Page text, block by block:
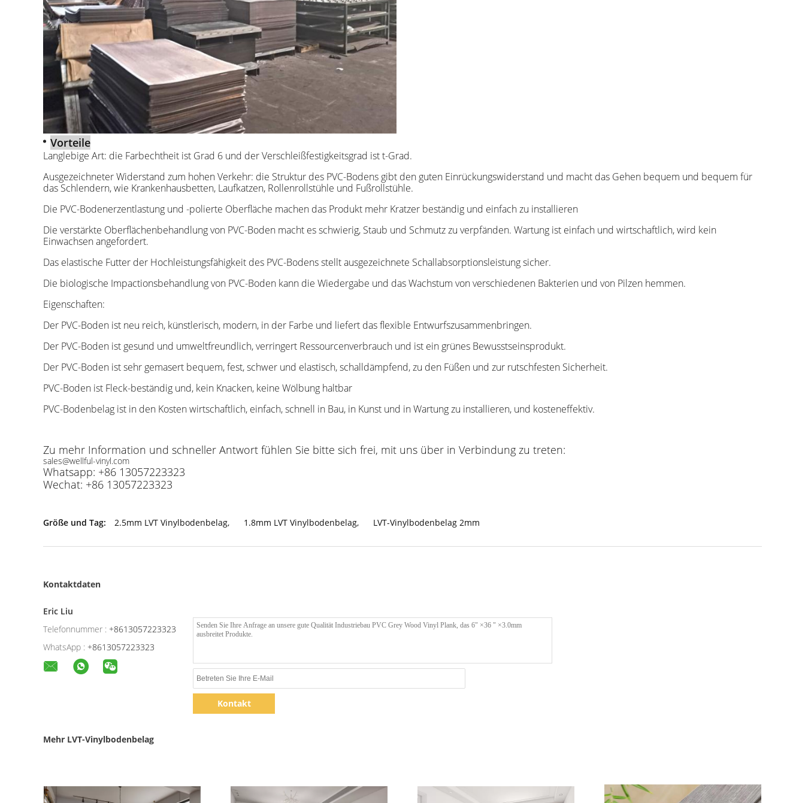
Vorteile
Langlebige Art: die Farbechtheit ist Grad 6 und der Verschleißfestigkeitsgrad ist t-Grad.
Ausgezeichneter Widerstand zum hohen Verkehr: die Struktur des PVC-Bodens gibt den guten Einrückungswiderstand und macht das Gehen bequem und bequem für
das Schlendern, wie Krankenhausbetten, Laufkatzen, Rollenrollstühle und Fußrollstühle.
Die PVC-Bodenerzentlastung und -polierte Oberfläche machen das Produkt mehr Kratzer beständig und einfach zu installieren
Die verstärkte Oberflächenbehandlung von PVC-Boden macht es schwierig, Staub und Schmutz zu verpfänden. Wartung ist einfach und wirtschaftlich, wird kein
Einwachsen angefordert.
Das elastische Futter der Hochleistungsfähigkeit des PVC-Bodens stellt ausgezeichnete Schallabsorptionsleistung sicher.
Die biologische Impactionsbehandlung von PVC-Boden kann die Wiedergabe und das Wachstum von verschiedenen Bakterien und von Pilzen hemmen.
Eigenschaften:
Der PVC-Boden ist neu reich, künstlerisch, modern, in der Farbe und liefert das flexible Entwurfszusammenbringen.
Der PVC-Boden ist gesund und umweltfreundlich, verringert Ressourcenverbrauch und ist ein grünes Bewusstseinsprodukt.
Der PVC-Boden ist sehr gemasert bequem, fest, schwer und elastisch, schalldämpfend, zu den Füßen und zur rutschfesten Sicherheit.
PVC-Boden ist Fleck-beständig und, kein Knacken, keine Wölbung haltbar
PVC-Bodenbelag ist in den Kosten wirtschaftlich, einfach, schnell in Bau, in Kunst und in Wartung zu installieren, und kosteneffektiv.
Zu mehr Information und schneller Antwort fühlen Sie bitte sich frei, mit uns über in Verbindung zu treten:
sales@wellful-vinyl.com
Whatsapp: +86 13057223323
Wechat: +86 13057223323
Größe und Tag: 2.5mm LVT Vinylbodenbelag, 1.8mm LVT Vinylbodenbelag, LVT-Vinylbodenbelag 2mm
Kontaktdaten
Eric Liu
Telefonnummer : +8613057223323
WhatsApp : +8613057223323
Kontakt
Mehr LVT-Vinylbodenbelag